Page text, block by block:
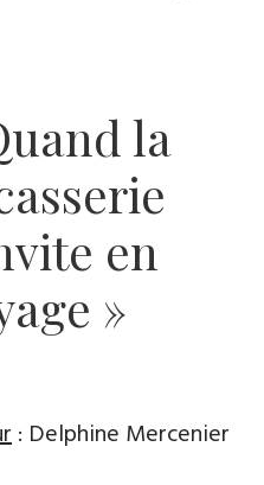
la
en
»
: Delphine Mercenier